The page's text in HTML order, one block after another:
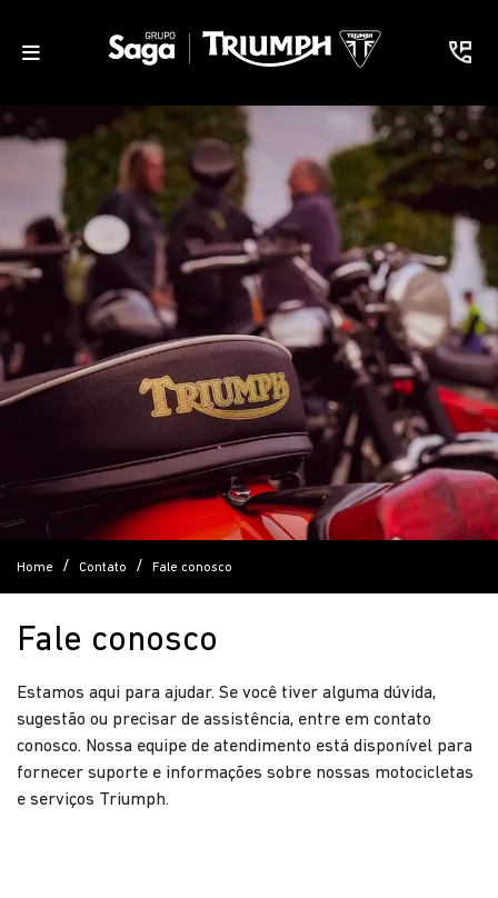
Home Contato Fale conosco
Fale conosco
Estamos aqui para ajudar. Se você tiver alguma dúvida,
sugestão ou precisar de assistência, entre em contato
conosco. Nossa equipe de atendimento está disponível para
fornecer suporte e informações sobre nossas motocicletas
e serviços Triumph.